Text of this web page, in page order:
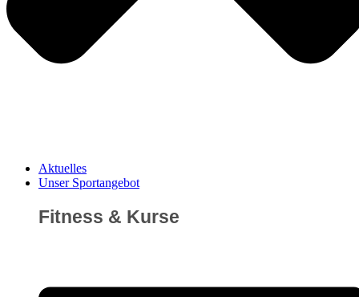
Aktuelles
Unser Sportangebot
Fitness & Kurse